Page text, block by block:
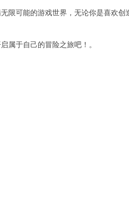
可能的游戏世界，无论你是喜欢创
于自己的冒险之旅吧！。